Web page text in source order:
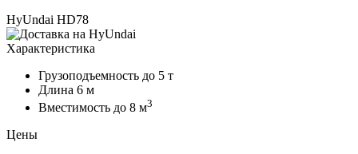
HyUndai HD78
Характеристика
Грузоподъемность до 5 т
Длина 6 м
Вместимость до 8 м3
Цены